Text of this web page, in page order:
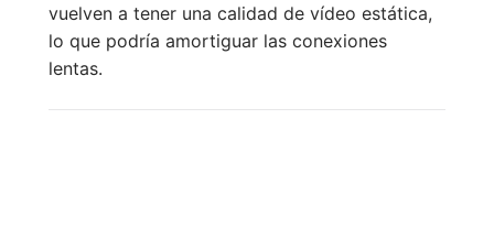
vuelven a tener una calidad de vídeo estática,
lo que podría amortiguar las conexiones
lentas.